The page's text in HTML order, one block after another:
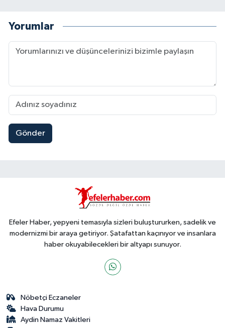
Yorumlar
Gönder
Efeler Haber, yepyeni temasıyla sizleri buluştururken, sadelik ve
modernizmi bir araya getiriyor. Şatafattan kaçınıyor ve insanlara
haber okuyabilecekleri bir altyapı sunuyor.
Nöbetçi Eczaneler
Hava Durumu
Aydin Namaz Vakitleri